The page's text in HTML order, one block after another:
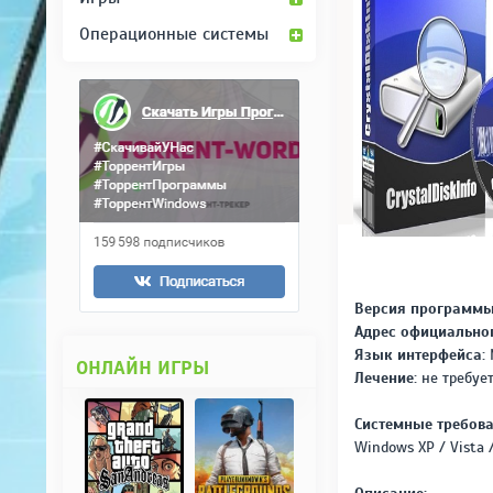
Версия
Адрес
Язык интерфейса:
Лечение:не
Системные
Windows XP / Vista
Операционные системы
ОНЛАЙН ИГРЫ